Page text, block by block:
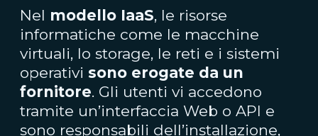
Nel modello IaaS, le risorse
informatiche come le macchine
virtuali, lo storage, le reti e i sistemi
operativi sono erogate da un
fornitore. Gli utenti vi accedono
tramite un’interfaccia Web o API e
sono responsabili dell’installazione,